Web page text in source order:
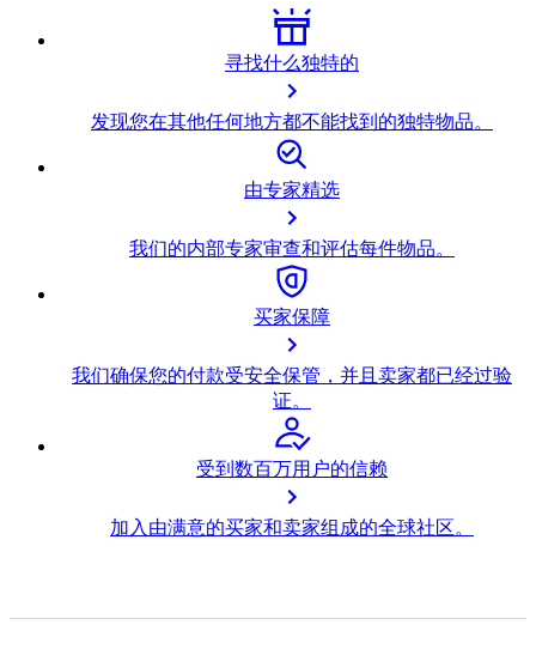
寻找什么独特的
发现您在其他任何地方都不能找到的独特物品。
由专家精选
我们的内部专家审查和评估每件物品。
买家保障
我们确保您的付款受安全保管，并且卖家都已经过验
证。
受到数百万用户的信赖
加入由满意的买家和卖家组成的全球社区。